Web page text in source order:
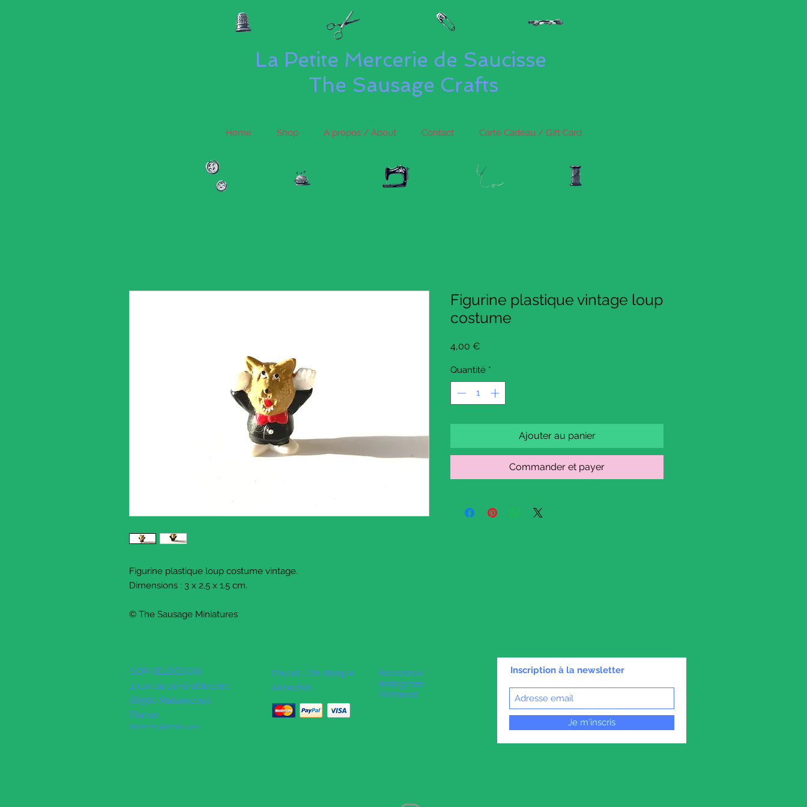
La Petite Mercerie de Saucisse
The Sausage Crafts
Home Shop A propos / About Contact Carte Cadeau / Gift Card
Figurine plastique loup costume vintage.
Dimensions : 3 x 2.5 x 1.5 cm.
© The Sausage Miniatures
Figurine plastique vintage loup
costume
4,00 €
Quantité *
Ajouter au panier
Commander et payer
SOPHIELDESIGN
2 rue du général leclerc
88500 Mattaincourt
France
latanche@hotmail.com
Paypal , CB, chèque
Acceptés
Facebook
Instagram
Pinterest
Inscription à la newsletter
Je m'inscris